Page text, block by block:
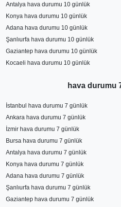
Antalya hava durumu 10 günlük
Konya hava durumu 10 günlük
Adana hava durumu 10 günlük
Şanlıurfa hava durumu 10 günlük
Gaziantep hava durumu 10 günlük
Kocaeli hava durumu 10 günlük
hava durumu
İstanbul hava durumu 7 günlük
Ankara hava durumu 7 günlük
İzmir hava durumu 7 günlük
Bursa hava durumu 7 günlük
Antalya hava durumu 7 günlük
Konya hava durumu 7 günlük
Adana hava durumu 7 günlük
Şanlıurfa hava durumu 7 günlük
Gaziantep hava durumu 7 günlük